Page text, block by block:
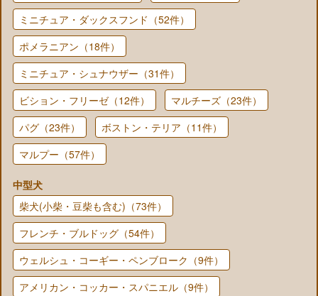
ミニチュア・ダックスフンド（52件）
ポメラニアン（18件）
ミニチュア・シュナウザー（31件）
ビション・フリーゼ（12件）
マルチーズ（23件）
パグ（23件）
ボストン・テリア（11件）
マルプー（57件）
中型犬
柴犬(小柴・豆柴も含む)（73件）
フレンチ・ブルドッグ（54件）
ウェルシュ・コーギー・ペンブローク（9件）
アメリカン・コッカー・スパニエル（9件）